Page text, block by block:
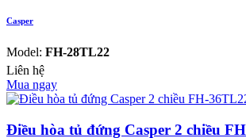
Casper
Model: FH-28TL22
Liên hệ
Mua ngay
Điều hòa tủ đứng Casper 2 chiều